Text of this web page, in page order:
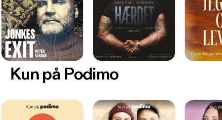
Kun på Podimo